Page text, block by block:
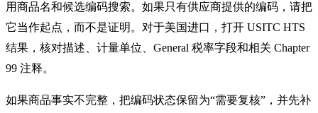
用商品名和候选编码搜索。如果只有供应商提供的编码，请把
它当作起点，而不是证明。对于美国进口，打开 USITC HTS
结果，核对描述、计量单位、General 税率字段和相关 Chapter
99 注释。
如果商品事实不完整，把编码状态保留为“需要复核”，并先补